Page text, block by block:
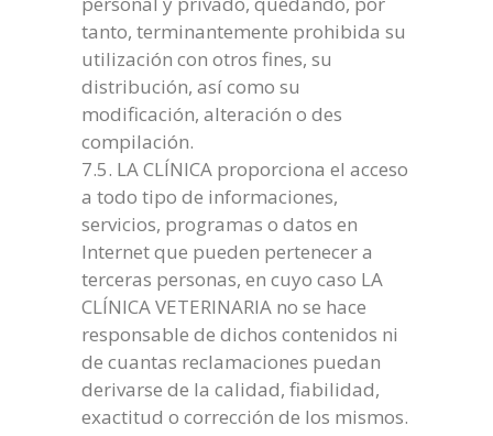
tanto, terminantemente prohibida su
utilización con otros fines, su
distribución, así como su
modificación, alteración o des
compilación.
7.5. LA CLÍNICA proporciona el acceso
a todo tipo de informaciones,
servicios, programas o datos en
Internet que pueden pertenecer a
terceras personas, en cuyo caso LA
CLÍNICA VETERINARIA no se hace
responsable de dichos contenidos ni
de cuantas reclamaciones puedan
derivarse de la calidad, fiabilidad,
exactitud o corrección de los mismos.